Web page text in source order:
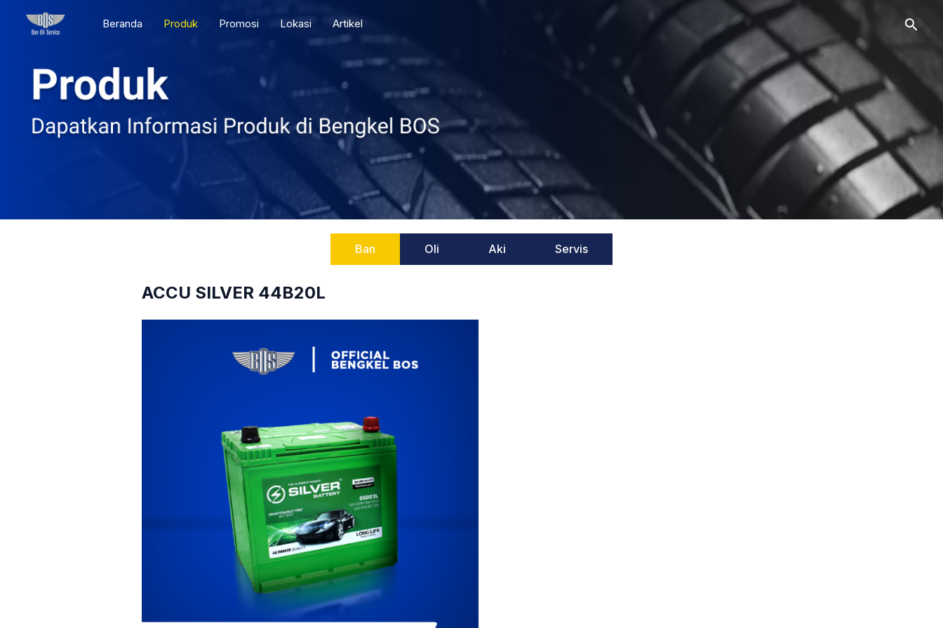
Beranda Produk Promosi Lokasi Artikel
Ban Oli Aki Servis
ACCU SILVER 44B20L